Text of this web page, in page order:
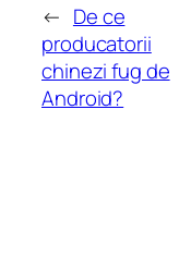
← De ce
producatorii
chinezi fug de
Android?